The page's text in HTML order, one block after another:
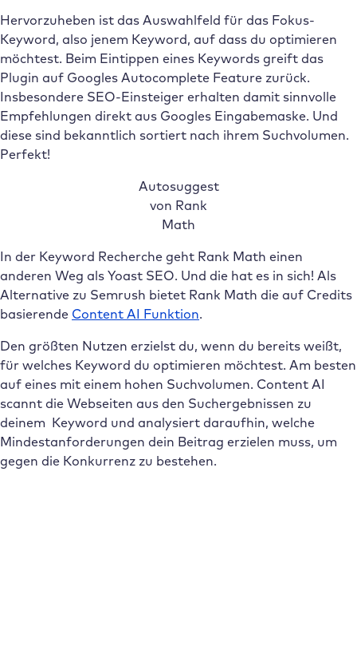
Hervorzuheben ist das Auswahlfeld für das Fokus-
Keyword, also jenem Keyword, auf dass du optimieren
möchtest. Beim Eintippen eines Keywords greift das
Plugin auf Googles Autocomplete Feature zurück.
Insbesondere SEO-Einsteiger erhalten damit sinnvolle
Empfehlungen direkt aus Googles Eingabemaske. Und
diese sind bekanntlich sortiert nach ihrem Suchvolumen.
Perfekt!
Autosuggest
von Rank
Math
In der Keyword Recherche geht Rank Math einen
anderen Weg als Yoast SEO. Und die hat es in sich! Als
Alternative zu Semrush bietet Rank Math die auf Credits
basierende Content AI Funktion.
Den größten Nutzen erzielst du, wenn du bereits weißt,
für welches Keyword du optimieren möchtest. Am besten
auf eines mit einem hohen Suchvolumen. Content AI
scannt die Webseiten aus den Suchergebnissen zu
deinem Keyword und analysiert daraufhin, welche
Mindestanforderungen dein Beitrag erzielen muss, um
gegen die Konkurrenz zu bestehen.